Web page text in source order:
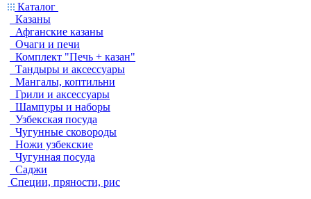
Каталог
Казаны
Афганские казаны
Очаги и печи
Комплект "Печь + казан"
Тандыры и аксессуары
Мангалы, коптильни
Грили и аксессуары
Шампуры и наборы
Узбекская посуда
Чугунные сковороды
Ножи узбекские
Чугунная посуда
Саджи
Специи, пряности, рис